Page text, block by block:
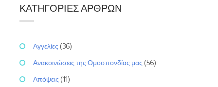
ΚΑΤΗΓΟΡΊΕΣ ΆΡΘΡΩΝ
Αγγελίες (36)
Ανακοινώσεις της Ομοσπονδίας μας (56)
Απόψεις (11)